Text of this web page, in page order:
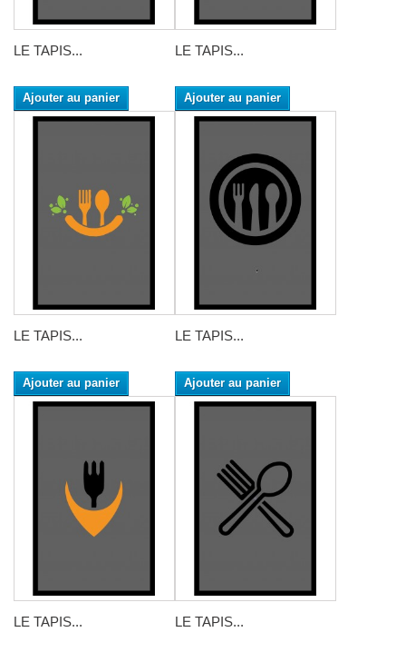
LE TAPIS...
Ajouter au panier
LE TAPIS...
Ajouter au panier
LE TAPIS...
Ajouter au panier
LE TAPIS...
Ajouter au panier
LE TAPIS... LE TAPIS...